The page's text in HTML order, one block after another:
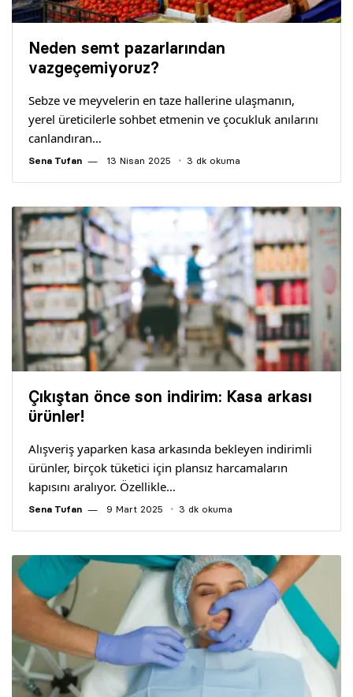
Neden semt pazarlarından
vazgeçemiyoruz?
Sebze ve meyvelerin en taze hallerine ulaşmanın,
yerel üreticilerle sohbet etmenin ve çocukluk anılarını
canlandıran…
Sena Tufan 13 Nisan 2025 3 dk okuma
Çıkıştan önce son indirim: Kasa arkası
ürünler!
Alışveriş yaparken kasa arkasında bekleyen indirimli
ürünler, birçok tüketici için plansız harcamaların
kapısını aralıyor. Özellikle…
Sena Tufan 9 Mart 2025 3 dk okuma